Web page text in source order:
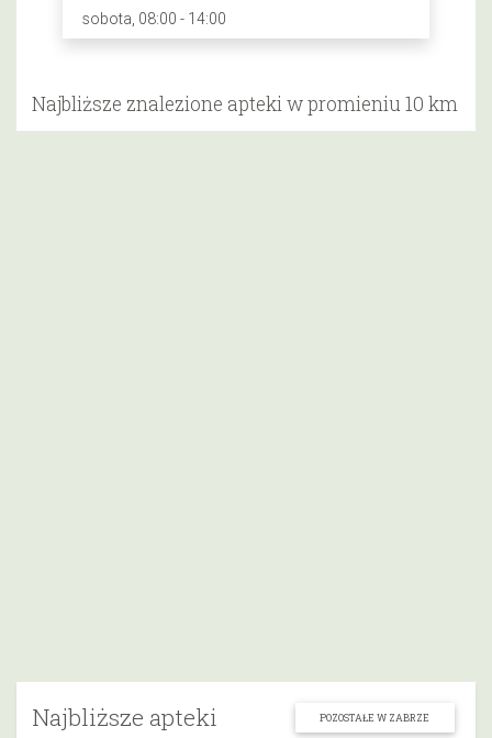
Najbliższe apteki POZOSTAŁE W ZABRZE
sobota, 08:00 - 14:00
Najbliższe znalezione apteki w promieniu 10 km